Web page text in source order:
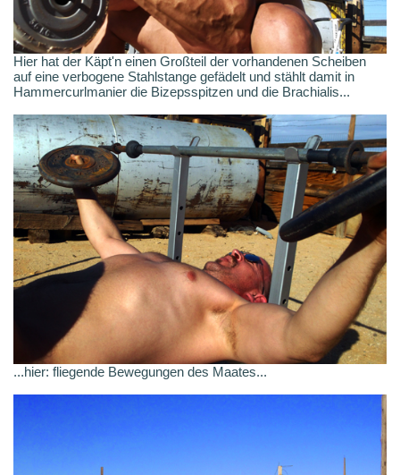
Hier hat der Käpt'n einen Großteil der vorhandenen Scheiben
auf eine verbogene Stahlstange gefädelt und stählt damit in
Hammercurlmanier die Bizepsspitzen und die Brachialis...
...hier: fliegende Bewegungen des Maates...